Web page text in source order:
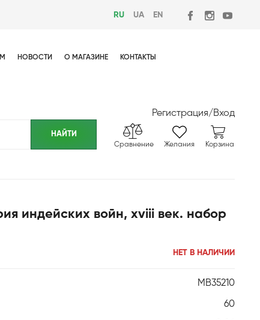
RU UA EN
НОВОСТИ О МАГАЗИНЕ КОНТАКТЫ
Регистрация/Вход
Сравнение Желания Корзина
индейских войн, xviii век. набор
НЕТ В НАЛИЧИИ
MB35210
60